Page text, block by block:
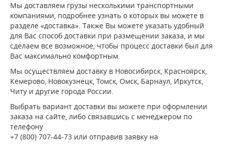
Мы доставляем грузы несколькими транспортными
компаниями, подробнее узнать о которых вы можете в
разделе «доставка». Также Вы можете указать удобный
для Вас способ доставки при размещении заказа, и мы
сделаем все возможное, чтобы процесс доставки был для
Вас максимально комфортным.
Мы осуществляем доставку в Новосибирск, Красноярск,
Кемерово, Новокузнецк, Томск, Омск, Барнаул, Иркутск,
Читу и другие города России.
Выбрать вариант доставки вы можете при оформлении
заказа на сайте, либо связавшись с менеджером по
телефону
+7 (800) 707-44-73 или отправив заявку на